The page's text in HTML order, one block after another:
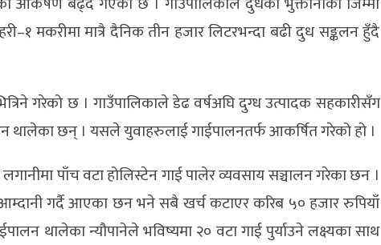
मकरीमा मात्रै दैनिक तीन हजार लिटरभन्दा बढी दुध सङ्कलन हुँदै
गरेको छ । गाउँपालिकाले डेढ वर्षअघि दुग्ध उत्पादक सहकारीसँग
थालेका छन् । यसले युवाहरुलाई गाईपालनतर्फ आकर्षित गरेको हो ।
पाँच वटा होलिस्टेन गाई पालेर व्यवसाय सञ्चालन गरेका छन ।
गर्दै आएका छन भने सबै खर्च कटाएर करिब ५० हजार रुपियाँ
न्यौपानेले भविष्यमा २० वटा गाई पुर्याउने लक्ष्यका साथ